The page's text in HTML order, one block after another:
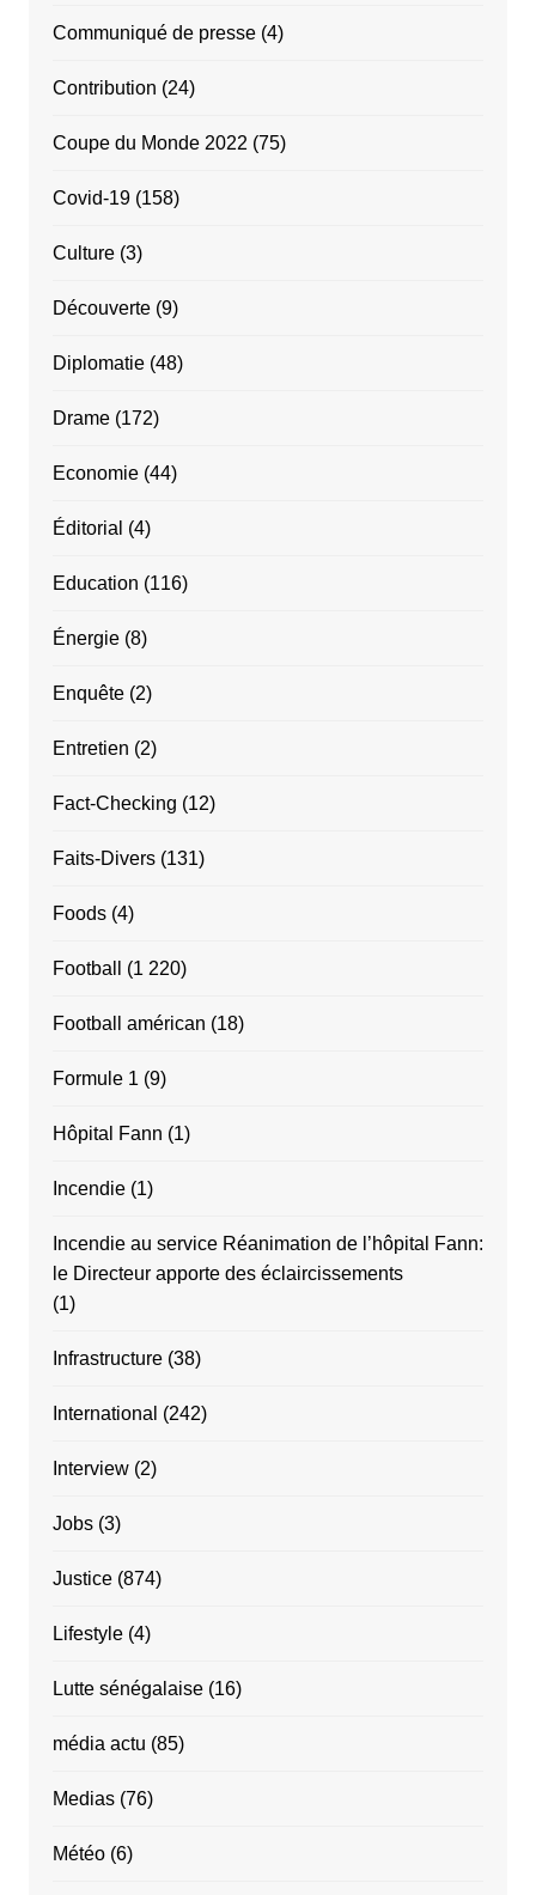
Communiqué de presse(4)
Contribution (24)
Coupe du Monde 2022 (75)
Covid-19(158)
Culture(3)
Découverte(9)
Diplomatie(48)
Drame(172)
Economie(44)
Éditorial (4)
Education (116)
Énergie(8)
Enquête(2)
Entretien (2)
Fact-Checking (12)
Faits-Divers(131)
Foods(4)
Football (1 220)
Football américan (18)
Formule 1 (9)
Hôpital Fann (1)
Incendie(1)
Incendie au service Réanimation de l’hôpital Fann:
le Directeur apporte des éclaircissements
(1)
Infrastructure(38)
International (242)
Interview(2)
Jobs(3)
Justice(874)
Lifestyle(4)
Lutte sénégalaise(16)
média actu (85)
Medias(76)
Météo(6)